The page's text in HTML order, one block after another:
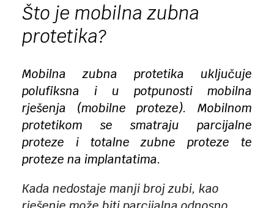
Što je mobilna zubna
protetika?
Mobilna zubna protetika uključuje
polufiksna i u potpunosti mobilna
rješenja (mobilne proteze). Mobilnom
protetikom se smatraju parcijalne
proteze i totalne zubne proteze te
proteze na implantatima.
Kada nedostaje manji broj zubi, kao